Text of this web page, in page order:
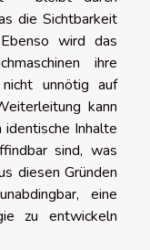
die Sichtbarkeit
wird das
ihre
unnötig auf
kann
Inhalte
sind, was
diesen Gründen
eine
zu entwickeln